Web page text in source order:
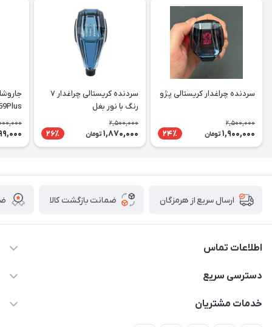
سردنده چراغدار کریستالی پژو
2,500,000
1,900,000 تومان 24٪
سردنده کریستالی چراغدار ۷
رنگ با نور بغل
2,500,000
1,870,000 تومان 26٪
ارسال سریع از هرمزگان ضمانت بازگشت کالا
اطلاعات تماس
09170079505
دسترسی سریع
حساب کاربری
خدمات مشتریان